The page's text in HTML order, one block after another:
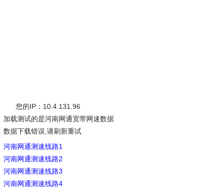
您的IP：10.4.131.96
加载测试的是河南网通宽带网速数据
数据下载错误,请刷新重试
河南网通测速线路1
河南网通测速线路2
河南网通测速线路3
河南网通测速线路4